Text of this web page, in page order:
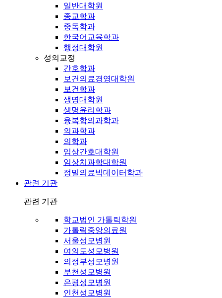
일반대학원
종교학과
중독학과
한국어교육학과
행정대학원
성의교정
간호학과
보건의료경영대학원
보건학과
생명대학원
생명윤리학과
융복합의과학과
의과학과
의학과
임상간호대학원
임상치과학대학원
정밀의료빅데이터학과
관련 기관
관련 기관
학교법인 가톨릭학원
가톨릭중앙의료원
서울성모병원
여의도성모병원
의정부성모병원
부천성모병원
은평성모병원
인천성모병원